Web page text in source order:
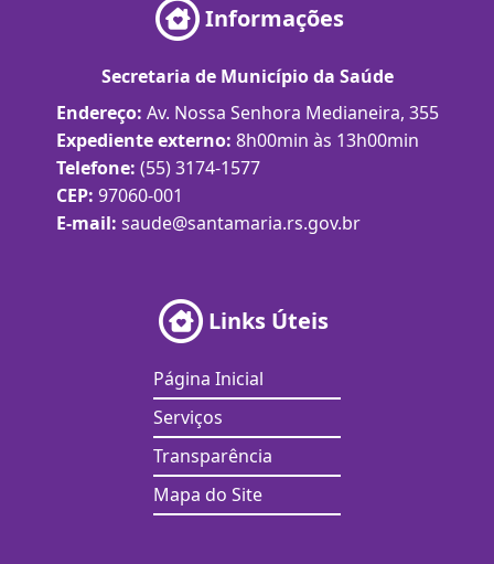
Informações
Secretaria de Município da Saúde
Endereço: Av. Nossa Senhora Medianeira, 355
Expediente externo: 8h00min às 13h00min
Telefone: (55) 3174-1577
CEP: 97060-001
E-mail: saude@santamaria.rs.gov.br
Links Úteis
Página Inicial
Serviços
Transparência
Mapa do Site